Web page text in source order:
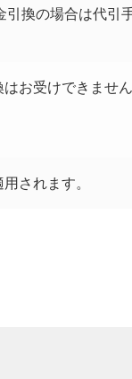
引換の場合は代引
お受けできません
されます。